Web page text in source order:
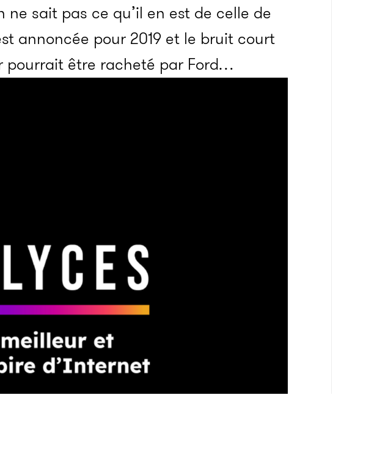
ne sait pas ce qu’il en est de celle de
annoncée pour 2019 et le bruit court
pourrait être racheté par Ford…